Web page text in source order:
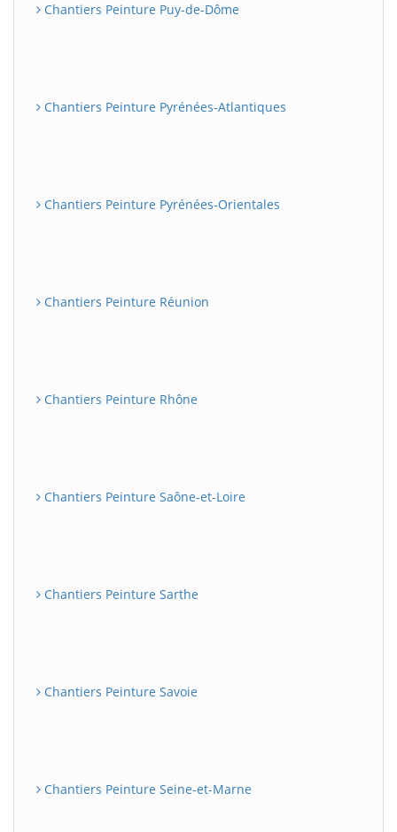
Chantiers Peinture Puy-de-Dôme
Chantiers Peinture Pyrénées-Atlantiques
Chantiers Peinture Pyrénées-Orientales
Chantiers Peinture Réunion
Chantiers Peinture Rhône
Chantiers Peinture Saône-et-Loire
Chantiers Peinture Sarthe
Chantiers Peinture Savoie
Chantiers Peinture Seine-et-Marne